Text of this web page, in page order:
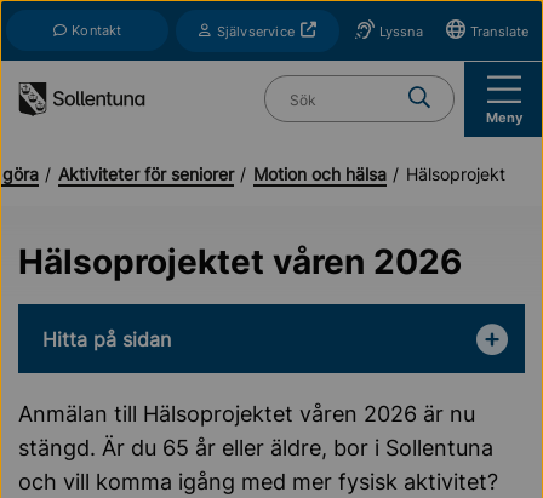
Kontakt SjälvserviceÖppnas i nytt fönsterLyssna Translate
Vad söker du?
Meny
Aktiviteter för seniorer Motion och hälsa Hälsoprojekt
Hälsoprojektet våren 2026
Hitta på sidan
Anmälan till Hälsoprojektet våren 2026 är nu
stängd. Är du 65 år eller äldre, bor i Sollentuna
och vill komma igång med mer fysisk aktivitet?